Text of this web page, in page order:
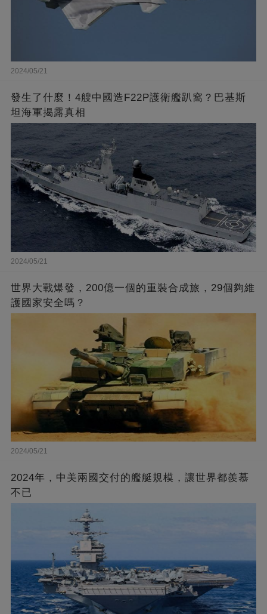
2024/05/21
發生了什麼！4艘中國造F22P護衛艦趴窩？巴基斯
坦海軍揭露真相
2024/05/21
世界大戰爆發，200億一個的重裝合成旅，29個夠維
護國家安全嗎？
2024/05/21
2024年，中美兩國交付的艦艇規模，讓世界都羨慕
不已